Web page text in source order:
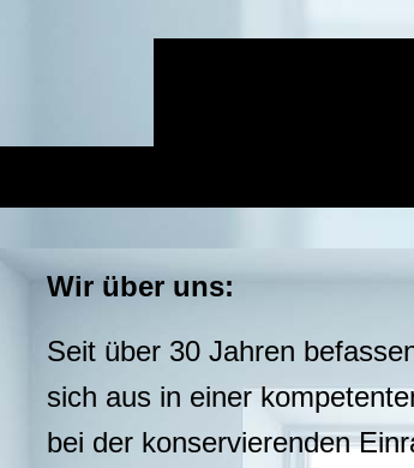
Wir über uns:
Seit über 30 Jahren
sich aus in einer
bei der konservierenden